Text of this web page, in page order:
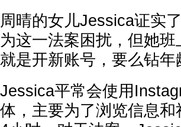
周晴的女儿Jessica证实
为这一法案困扰，但她
就是开新账号，要么钻年
Jessica平常会使用
体，主要为了浏览信息